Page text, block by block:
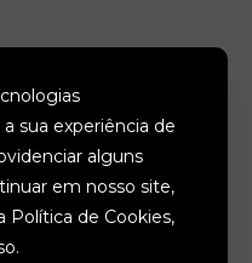
TERMOS
DO SITE
sua experiência de
alguns
em nosso site,
Política de Cookies,